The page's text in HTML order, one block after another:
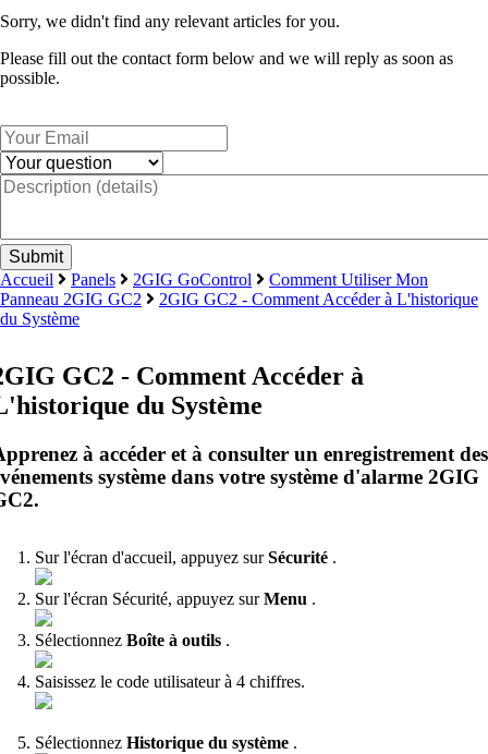
Sorry, we didn't find any relevant articles for you.
Please fill out the contact form below and we will reply as soon as
possible.
Accueil Panels 2GIG GoControl
Comment Utiliser Mon
Panneau 2GIG GC2
2GIG GC2 - Comment Accéder à L'historique
du Système
GC2 - Comment Accéder à
du Système
à accéder et à consulter un enregistrement des
système dans votre système d'alarme 2GIG
Sur l'écran d'accueil, appuyez surSécurité .
Sur l'écran Sécurité, appuyez surMenu .
Sélectionnez Boîte à outils .
Saisissez le code utilisateur à 4 chiffres.
Sélectionnez Historique du système .